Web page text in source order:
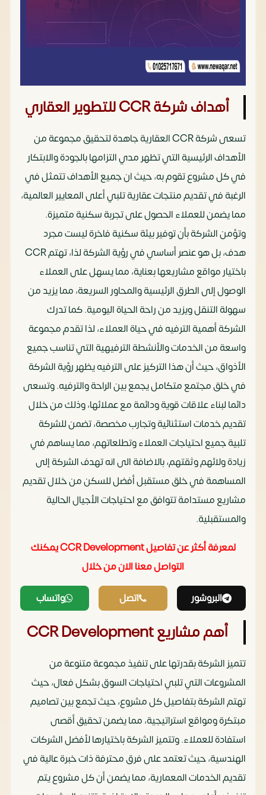
أهداف شركة CCR للتطوير العقاري
تسعى شركة CCR العقارية جاهدة لتحقيق مجموعة من
الأهداف الرئيسية التي تظهر مدي التزامها بالجودة والابتكار
في كل مشروع تقوم به، حيث ان جميع الأهداف تتمثل في
الرغبة في تقديم منتجات عقارية تلبي أعلى المعايير العالمية،
مما يضمن للعملاء الحصول على تجربة سكنية متميزة.
وتؤمن الشركة بأن توفير بيئة سكنية فاخرة ليست مجرد
هدف، بل هو عنصر أساسي في رؤية الشركة لذا، تهتم CCR
باختيار مواقع مشاريعها بعناية، مما يسهل على العملاء
الوصول إلى الطرق الرئيسية والمحاور السريعة، مما يزيد من
سهولة التنقل ويزيد من راحة الحياة اليومية. كما تدرك
الشركة أهمية الترفيه في حياة العملاء، لذا تقدم مجموعة
واسعة من الخدمات والأنشطة الترفيهية التي تناسب جميع
الأذواق، حيث أن هذا التركيز على الترفيه يظهر رؤية الشركة
في خلق مجتمع متكامل يجمع بين الراحة والترفيه. وتسعى
دائما لبناء علاقات قوية ودائمة مع عملائها، وذلك من خلال
تقديم خدمات استثنائية وتجارب مخصصة، تضمن للشركة
تلبية جميع احتياجات العملاء وتطلعاتهم، مما يساهم في
زيادة ولائهم وثقتهم، بالاضافة الى انه تهدف الشركة إلى
المساهمة في خلق مستقبل أفضل للسكن من خلال تقديم
مشاريع مستدامة تتوافق مع احتياجات الأجيال الحالية
والمستقبلية.
لمعرفة أكثر عن تفاصيل CCR Development يمكنك
التواصل معنا الان من خلال‏
البروشور اتصل واتساب
أهم مشاريع CCR Development
تتميز الشركة بقدرتها على تنفيذ مجموعة متنوعة من
المشروعات التي تلبي احتياجات السوق بشكل فعال، حيث
تهتم الشركة بتفاصيل كل مشروع، حيث تجمع بين تصاميم
مبتكرة ومواقع استراتيجية، مما يضمن تحقيق أقصى
استفادة للعملاء. وتتميز الشركة باختيارها لأفضل الشركات
الهندسية، حيث تعتمد على فرق محترفة ذات خبرة عالية في
تقديم الخدمات المعمارية، مما يضمن أن كل مشروع يتم